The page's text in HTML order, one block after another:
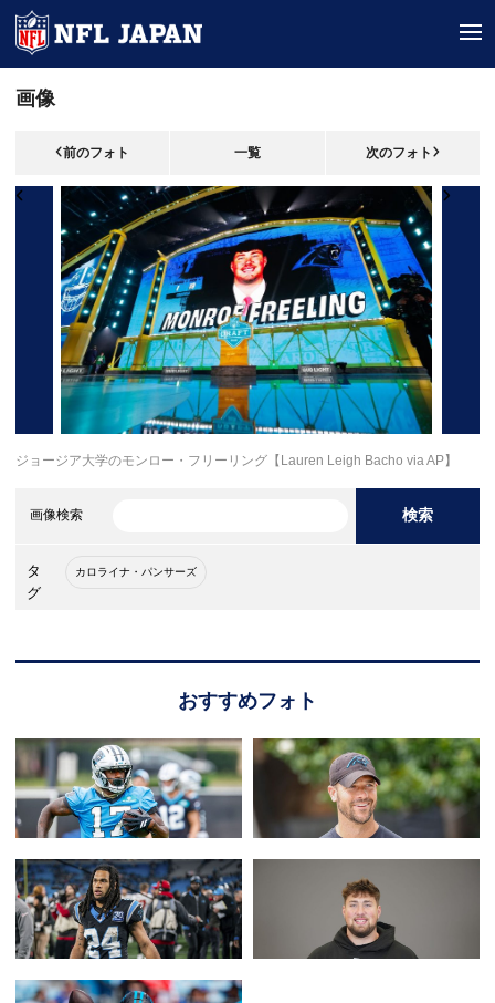
画像
前のフォト 一覧 次のフォト
ジョージア大学のモンロー・フリーリング【Lauren Leigh Bacho via AP】
画像検索 検索
タ
グ
カロライナ・パンサーズ
おすすめフォト